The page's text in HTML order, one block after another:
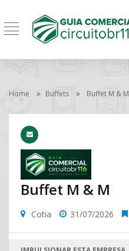
Home Buffets Buffet M & M
Buffet M & M
Cotia 31/07/2026